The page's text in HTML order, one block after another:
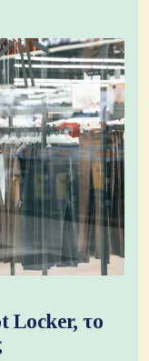
Locker, το